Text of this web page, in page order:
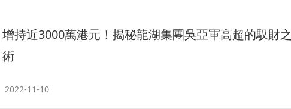
增持近3000萬港元！揭秘龍湖集團吳亞軍高超的馭財之
術
2022-11-10